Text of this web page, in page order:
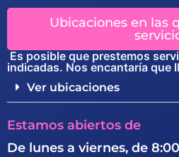
Ubicaciones en las
Es posible que prestemos
indicadas. Nos encantaría que
Ver ubicaciones
Estamos abiertos de
De lunes a viernes, de